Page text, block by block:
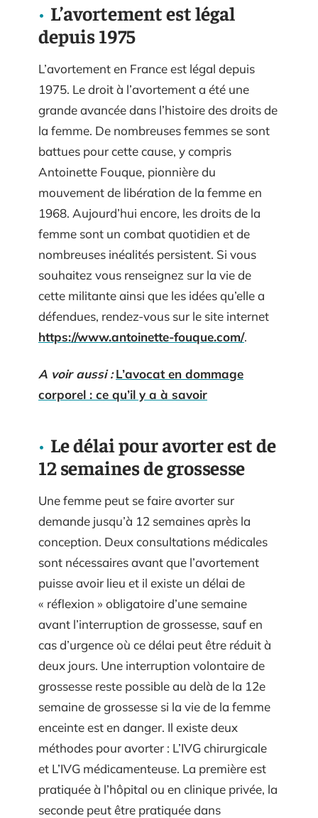
L’avortement est légal
depuis 1975
L’avortement en France est légal depuis
1975. Le droit à l’avortement a été une
grande avancée dans l’histoire des droits de
la femme. De nombreuses femmes se sont
battues pour cette cause, y compris
Antoinette Fouque, pionnière du
mouvement de libération de la femme en
1968. Aujourd’hui encore, les droits de la
femme sont un combat quotidien et de
nombreuses inéalités persistent. Si vous
souhaitez vous renseignez sur la vie de
cette militante ainsi que les idées qu’elle a
défendues, rendez-vous sur le site internet
https://www.antoinette-fouque.com/.
A voir aussi : L’avocat en dommage
corporel : ce qu’il y a à savoir
Le délai pour avorter est de
12 semaines de grossesse
Une femme peut se faire avorter sur
demande jusqu’à 12 semaines après la
conception. Deux consultations médicales
sont nécessaires avant que l’avortement
puisse avoir lieu et il existe un délai de
« réflexion » obligatoire d’une semaine
avant l’interruption de grossesse, sauf en
cas d’urgence où ce délai peut être réduit à
deux jours. Une interruption volontaire de
grossesse reste possible au delà de la 12e
semaine de grossesse si la vie de la femme
enceinte est en danger. Il existe deux
méthodes pour avorter : L’IVG chirurgicale
et L’IVG médicamenteuse. La première est
pratiquée à l’hôpital ou en clinique privée, la
seconde peut être pratiquée dans